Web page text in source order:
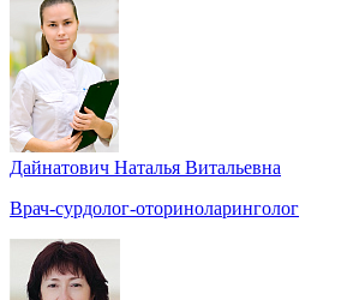
Дайнатович Наталья Витальевна
Врач-сурдолог-оториноларинголог